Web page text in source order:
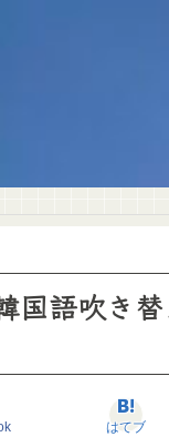
国語吹き
はてブ